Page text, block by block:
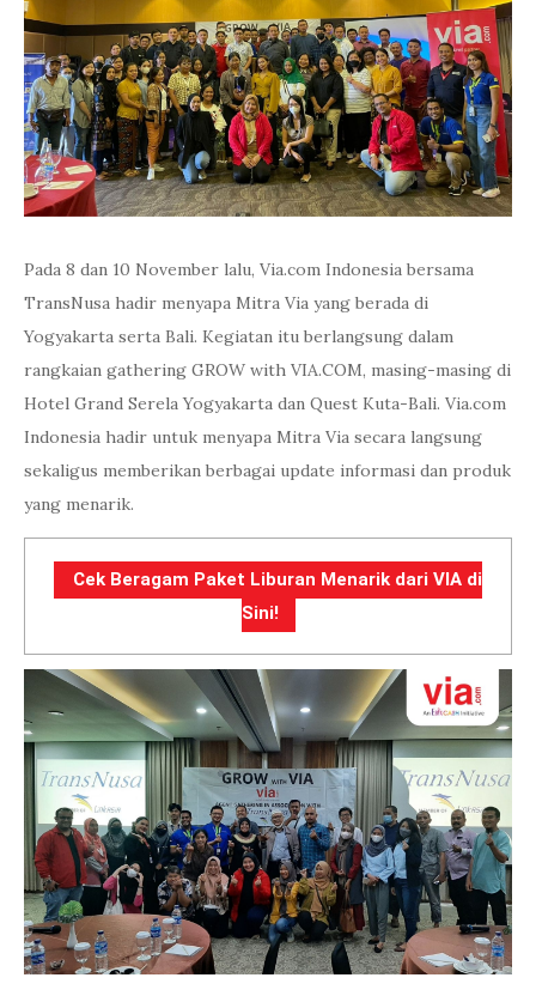
Pada 8 dan 10 November lalu, Via.com Indonesia bersama
TransNusa hadir menyapa Mitra Via yang berada di
Yogyakarta serta Bali. Kegiatan itu berlangsung dalam
rangkaian gathering GROW with VIA.COM, masing-masing di
Hotel Grand Serela Yogyakarta dan Quest Kuta-Bali. Via.com
Indonesia hadir untuk menyapa Mitra Via secara langsung
sekaligus memberikan berbagai update informasi dan produk
yang menarik.
Cek Beragam Paket Liburan Menarik dari VIA di
Sini!